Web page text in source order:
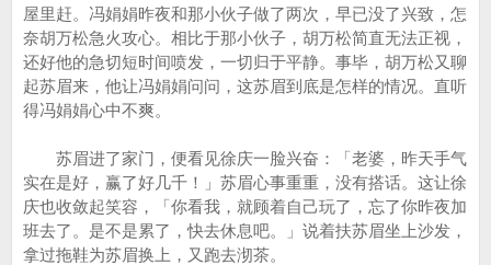
屋里赶。冯娟娟昨夜和那小伙子做了两次，早已没了兴致，怎
奈胡万松急火攻心。相比于那小伙子，胡万松简直无法正视，
还好他的急切短时间喷发，一切归于平静。事毕，胡万松又聊
起苏眉来，他让冯娟娟问问，这苏眉到底是怎样的情况。直听
得冯娟娟心中不爽。
苏眉进了家门，便看见徐庆一脸兴奋：「老婆，昨天手气
实在是好，赢了好几千！」苏眉心事重重，没有搭话。这让徐
庆也收敛起笑容，「你看我，就顾着自己玩了，忘了你昨夜加
班去了。是不是累了，快去休息吧。」说着扶苏眉坐上沙发，
拿过拖鞋为苏眉换上，又跑去沏茶。